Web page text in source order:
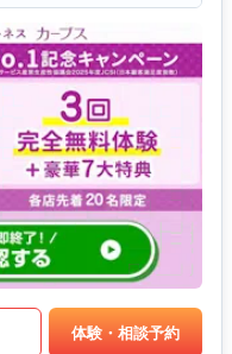
体験・相談予約